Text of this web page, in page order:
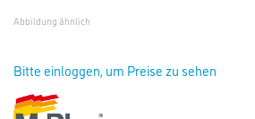
Abbildung ähnlich
Bitte einloggen, um Preise zu sehen